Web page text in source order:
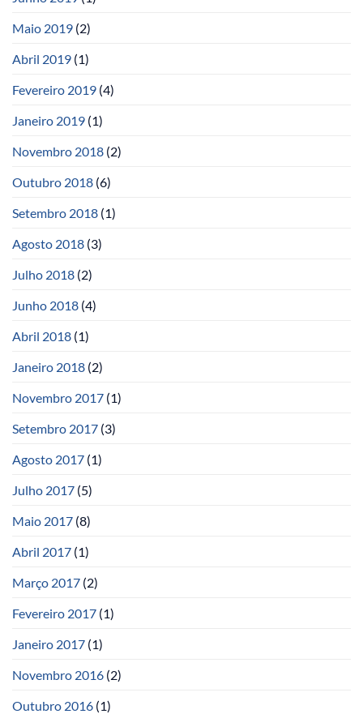
Maio 2019 (2)
Abril 2019 (1)
Fevereiro 2019 (4)
Janeiro 2019 (1)
Novembro 2018 (2)
Outubro 2018 (6)
Setembro 2018 (1)
Agosto 2018 (3)
Julho 2018 (2)
Junho 2018 (4)
Abril 2018 (1)
Janeiro 2018 (2)
Novembro 2017 (1)
Setembro 2017 (3)
Agosto 2017 (1)
Julho 2017 (5)
Maio 2017 (8)
Abril 2017 (1)
Março 2017 (2)
Fevereiro 2017 (1)
Janeiro 2017 (1)
Novembro 2016 (2)
Outubro 2016 (1)